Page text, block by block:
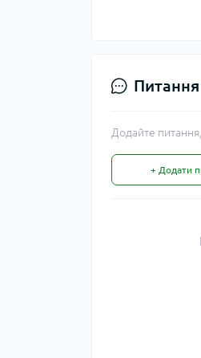
Питання
Додайте
+ Додати